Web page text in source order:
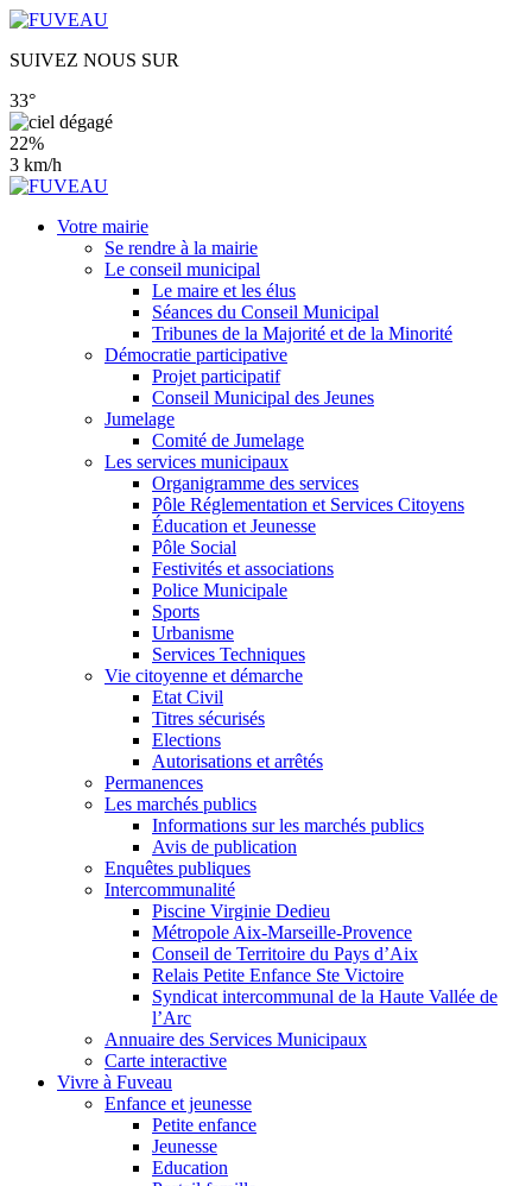
SUIVEZ NOUS SUR
33°
22%
3 km/h
Votre mairie
Se rendre à la mairie
Le conseil municipal
Le maire et les élus
Séances du Conseil Municipal
Tribunes de la Majorité et de la Minorité
Démocratie participative
Projet participatif
Conseil Municipal des Jeunes
Jumelage
Comité de Jumelage
Les services municipaux
Organigramme des services
Pôle Réglementation et Services Citoyens
Éducation et Jeunesse
Pôle Social
Festivités et associations
Police Municipale
Sports
Urbanisme
Services Techniques
Vie citoyenne et démarche
Etat Civil
Titres sécurisés
Elections
Autorisations et arrêtés
Permanences
Les marchés publics
Informations sur les marchés publics
Avis de publication
Enquêtes publiques
Intercommunalité
Piscine Virginie Dedieu
Métropole Aix-Marseille-Provence
Conseil de Territoire du Pays d’Aix
Relais Petite Enfance Ste Victoire
Syndicat intercommunal de la Haute Vallée de
l’Arc
Annuaire des Services Municipaux
Carte interactive
Vivre à Fuveau
Enfance et jeunesse
Petite enfance
Jeunesse
Education